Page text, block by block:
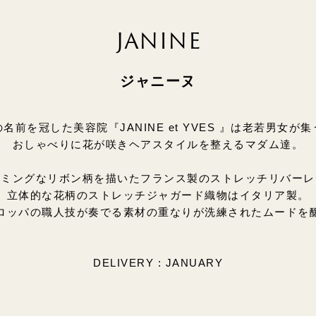
JANINE
ジャニーヌ
名前を冠した美容院『JANINE et YVES 』は老若男女が集
おしゃべりに花が咲きヘアスタイルを整えるマダム達。
ングなリボン柄を描いたフランス製のストレッチリバーレ
立体的な花柄のストレッチジャガード織物はイタリア製。
ッパの職人技が奏でる素材の重なりが洗練されたムードを
DELIVERY : JANUARY